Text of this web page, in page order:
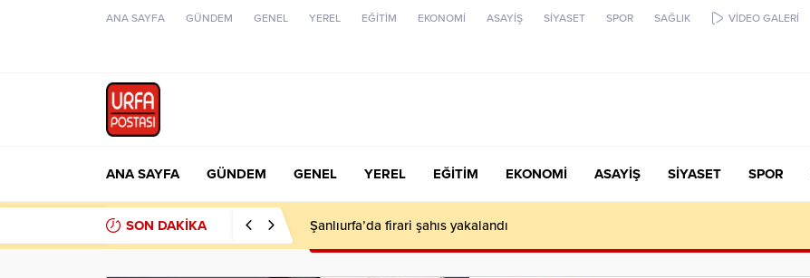
ANA SAYFA GÜNDEM GENEL YEREL EĞİTİM EKONOMİ ASAYİŞ SİYASET SPOR SAĞLIK VİDEO GALERİ
ANA SAYFA GÜNDEM GENEL YEREL EĞİTİM EKONOMİ ASAYİŞ SİYASET SPOR
SON DAKİKA Siverek’te tır ile hafif ticari araç çarpıştı: 2 ölü, 1 ağır yaralı